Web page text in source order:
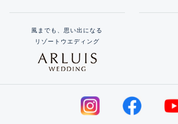
風までも、思い出になる
リゾートウエディング